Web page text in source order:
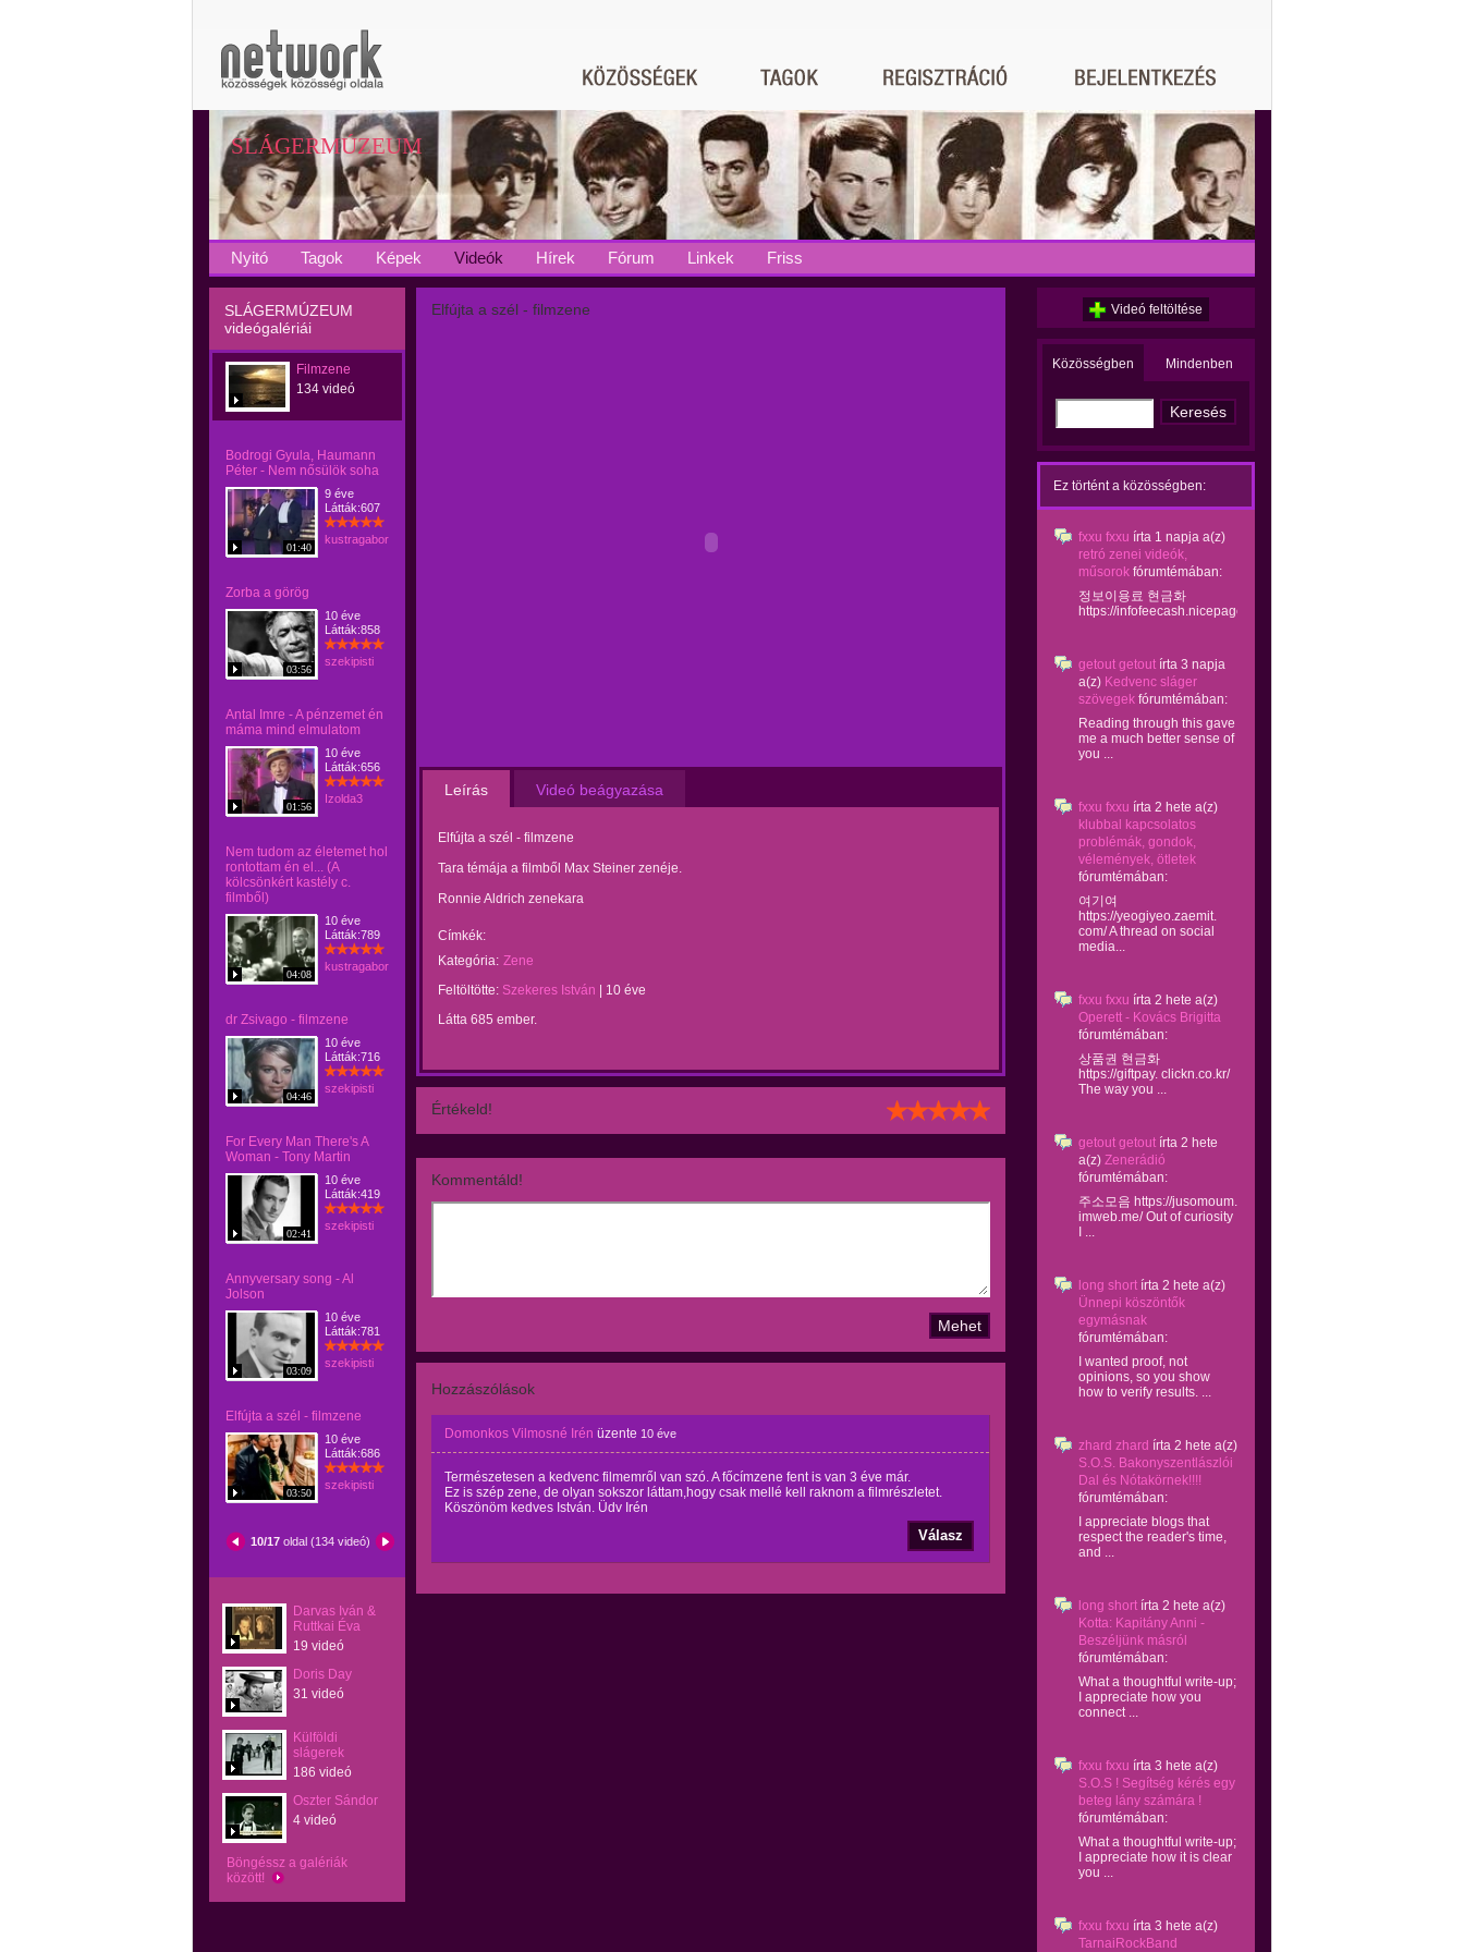
SLÁGERMÚZEUM
Nyitó Tagok Képek Videók Hírek Fórum Linkek Friss
SLÁGERMÚZEUM
videógalériái
Filmzene
134 videó
Bodrogi Gyula, Haumann
Péter - Nem nősülök soha
01:40
9 éve
Látták:607
kustragabor
Zorba a görög
03:56
10 éve
Látták:858
szekipisti
Antal Imre - A pénzemet én
máma mind elmulatom
01:56
10 éve
Látták:656
Izolda3
Nem tudom az életemet hol
rontottam én el... (A
kölcsönkért kastély c.
filmből)
04:08
10 éve
Látták:789
kustragabor
dr Zsivago - filmzene
04:46
10 éve
Látták:716
szekipisti
For Every Man There's A
Woman - Tony Martin
02:41
10 éve
Látták:419
szekipisti
Annyversary song - Al
Jolson
03:09
10 éve
Látták:781
szekipisti
Elfújta a szél - filmzene
03:50
10 éve
Látták:686
szekipisti
10/17 oldal (134 videó)
Darvas Iván &
Ruttkai Éva
19 videó
Doris Day
31 videó
Külföldi
slágerek
186 videó
Oszter Sándor
4 videó
Böngéssz a galériák
között!
Elfújta a szél - filmzene
Leírás Videó beágyazása
Elfújta a szél - filmzene
Tara témája a filmből Max Steiner zenéje.
Ronnie Aldrich zenekara
Címkék:
Kategória: Zene
Feltöltötte: Szekeres István
10 éve
Látta 685 ember.
Értékeld!
Kommentáld!
Hozzászólások
Domonkos Vilmosné Irén üzente 10 éve
Természetesen a kedvenc filmemről van szó. A főcímzene fent is van 3 éve már.
Ez is szép zene, de olyan sokszor láttam,hogy csak mellé kell raknom a filmrészletet.
Köszönöm kedves István. Üdv Irén
Válasz
Videó feltöltése
Közösségben Mindenben
Ez történt a közösségben:
fxxu fxxu írta 1 napja a(z)
retró zenei videók,
műsorok fórumtémában:
정보이용료 현금화
https://infofeecash.nicepage...
getout getout írta 3 napja
a(z) Kedvenc sláger
szövegek fórumtémában:
Reading through this gave
me a much better sense of
you ...
fxxu fxxu írta 2 hete a(z)
klubbal kapcsolatos
problémák, gondok,
vélemények, ötletek
fórumtémában:
여기여
https://yeogiyeo.zaemit.
com/ A thread on social
media...
fxxu fxxu írta 2 hete a(z)
Operett - Kovács Brigitta
fórumtémában:
상품권 현금화
https://giftpay. clickn.co.kr/
The way you ...
getout getout írta 2 hete
a(z) Zenerádió
fórumtémában:
주소모음 https://jusomoum.
imweb.me/ Out of curiosity
I ...
long short írta 2 hete a(z)
Ünnepi köszöntők
egymásnak
fórumtémában:
I wanted proof, not
opinions, so you show
how to verify results. ...
zhard zhard írta 2 hete a(z)
S.O.S. Bakonyszentlászlói
Dal és Nótakörnek!!!!
fórumtémában:
I appreciate blogs that
respect the reader's time,
and ...
long short írta 2 hete a(z)
Kotta: Kapitány Anni -
Beszéljünk másról
fórumtémában:
What a thoughtful write-up;
I appreciate how you
connect ...
fxxu fxxu írta 3 hete a(z)
S.O.S ! Segítség kérés egy
beteg lány számára !
fórumtémában:
What a thoughtful write-up;
I appreciate how it is clear
you ...
fxxu fxxu írta 3 hete a(z)
TarnaiRockBand